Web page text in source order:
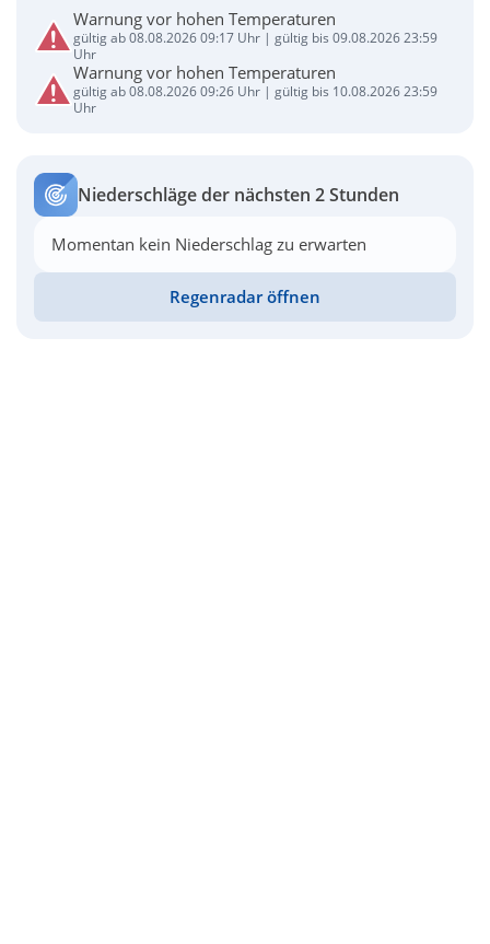
Warnung vor hohen Temperaturen
gültig ab 08.08.2026 09:17 Uhr | gültig bis 09.08.2026 23:59
Uhr
Warnung vor hohen Temperaturen
gültig ab 08.08.2026 09:26 Uhr | gültig bis 10.08.2026 23:59
Uhr
Niederschläge der nächsten 2 Stunden
Momentan kein Niederschlag zu erwarten
Regenradar öffnen